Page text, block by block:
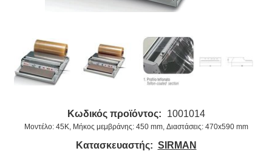
Κωδικός προϊόντος: 1001014
Μοντέλο: 45K, Μήκος μεμβράνης: 450 mm, Διαστάσεις: 470x590 mm
Κατασκευαστής: SIRMAN